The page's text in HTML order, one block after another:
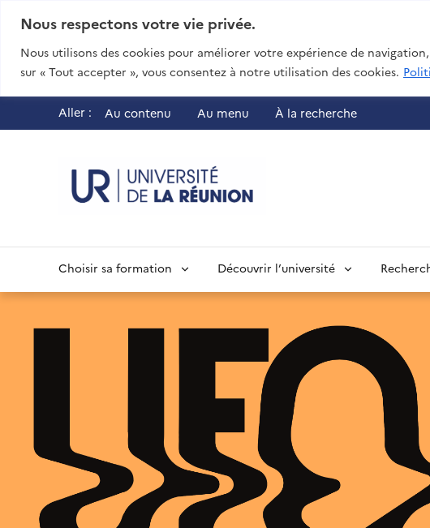
Nous respectons votre vie privée.
Nous utilisons des cookies pour améliorer votre expérience de
sur « Tout accepter », vous consentez à notre utilisation des cookies.
Aller : Au contenu Au menu À la recherche
Choisir sa formation Découvrir l’université